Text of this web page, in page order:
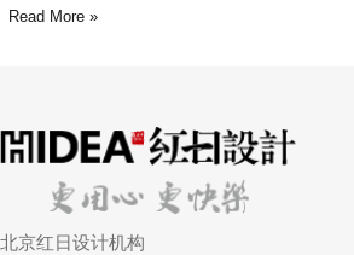
Read More »
北京红日设计机构